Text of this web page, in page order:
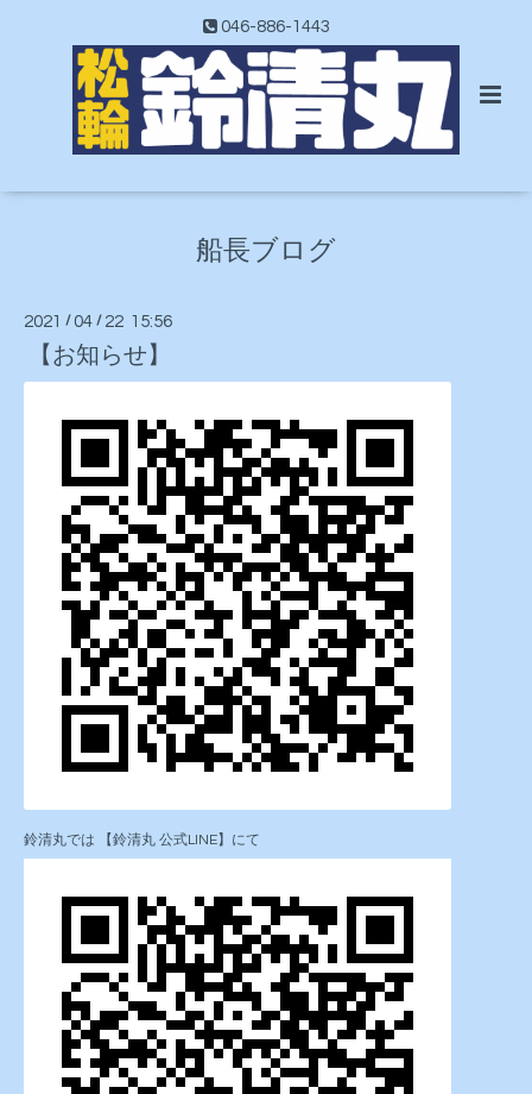
046-886-1443
船長ブログ
2021 / 04 / 22 15:56
【お知らせ】
鈴清丸では 【鈴清丸 公式LINE】にて